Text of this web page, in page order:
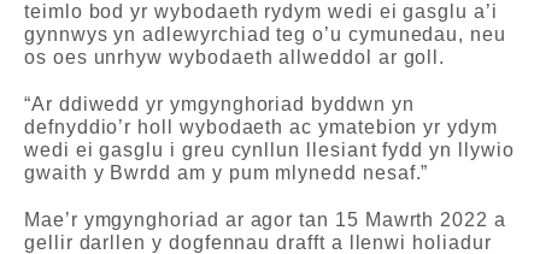
teimlo bod yr wybodaeth rydym wedi ei gasglu a’i
gynnwys yn adlewyrchiad teg o’u cymunedau, neu
os oes unrhyw wybodaeth allweddol ar goll.
“Ar ddiwedd yr ymgynghoriad byddwn yn
defnyddio’r holl wybodaeth ac ymatebion yr ydym
wedi ei gasglu i greu cynllun llesiant fydd yn llywio
gwaith y Bwrdd am y pum mlynedd nesaf.”
Mae’r ymgynghoriad ar agor tan 15 Mawrth 2022 a
gellir darllen y dogfennau drafft a llenwi holiadur